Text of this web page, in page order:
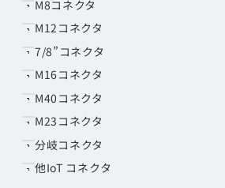
M8コネクタ
M12コネクタ
7/8”コネクタ
M16コネクタ
M40コネクタ
M23コネクタ
分岐コネクタ
他IoT コネクタ